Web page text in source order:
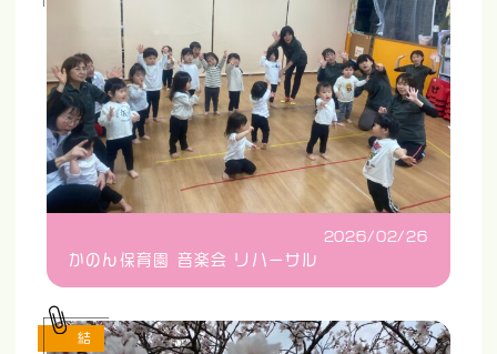
2026/02/26
かのん保育園 音楽会 リハーサル
結